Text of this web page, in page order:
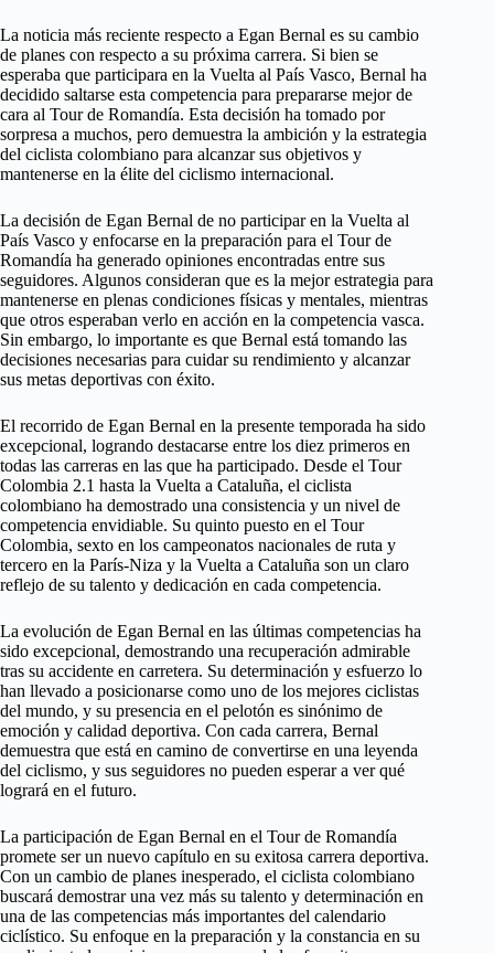
La noticia más reciente respecto a Egan Bernal es su cambio
de planes con respecto a su próxima carrera. Si bien se
esperaba que participara en la Vuelta al País Vasco, Bernal ha
decidido saltarse esta competencia para prepararse mejor de
cara al Tour de Romandía. Esta decisión ha tomado por
sorpresa a muchos, pero demuestra la ambición y la estrategia
del ciclista colombiano para alcanzar sus objetivos y
mantenerse en la élite del ciclismo internacional.
La decisión de Egan Bernal de no participar en la Vuelta al
País Vasco y enfocarse en la preparación para el Tour de
Romandía ha generado opiniones encontradas entre sus
seguidores. Algunos consideran que es la mejor estrategia para
mantenerse en plenas condiciones físicas y mentales, mientras
que otros esperaban verlo en acción en la competencia vasca.
Sin embargo, lo importante es que Bernal está tomando las
decisiones necesarias para cuidar su rendimiento y alcanzar
sus metas deportivas con éxito.
El recorrido de Egan Bernal en la presente temporada ha sido
excepcional, logrando destacarse entre los diez primeros en
todas las carreras en las que ha participado. Desde el Tour
Colombia 2.1 hasta la Vuelta a Cataluña, el ciclista
colombiano ha demostrado una consistencia y un nivel de
competencia envidiable. Su quinto puesto en el Tour
Colombia, sexto en los campeonatos nacionales de ruta y
tercero en la París-Niza y la Vuelta a Cataluña son un claro
reflejo de su talento y dedicación en cada competencia.
La evolución de Egan Bernal en las últimas competencias ha
sido excepcional, demostrando una recuperación admirable
tras su accidente en carretera. Su determinación y esfuerzo lo
han llevado a posicionarse como uno de los mejores ciclistas
del mundo, y su presencia en el pelotón es sinónimo de
emoción y calidad deportiva. Con cada carrera, Bernal
demuestra que está en camino de convertirse en una leyenda
del ciclismo, y sus seguidores no pueden esperar a ver qué
logrará en el futuro.
La participación de Egan Bernal en el Tour de Romandía
promete ser un nuevo capítulo en su exitosa carrera deportiva.
Con un cambio de planes inesperado, el ciclista colombiano
buscará demostrar una vez más su talento y determinación en
una de las competencias más importantes del calendario
ciclístico. Su enfoque en la preparación y la constancia en su